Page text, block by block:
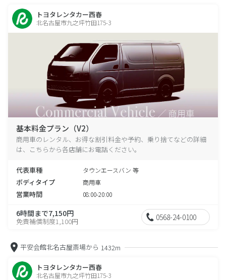
トヨタレンタカー西春
北名古屋市九之坪竹田175-3
基本料金プラン（V2）
商用車のレンタル、お得な割引料金や予約、乗り捨てなどの詳細
は、こちらから各店舗にお電話ください。
代表車種 タウンエースバン 等
ボディタイプ 商用車
営業時間 08:00-20:00
6時間まで7,150円
免責補償制度1,100円 0568-24-0100
平安会館北名古屋斎場から 1432m
トヨタレンタカー西春
北名古屋市九之坪竹田175-3